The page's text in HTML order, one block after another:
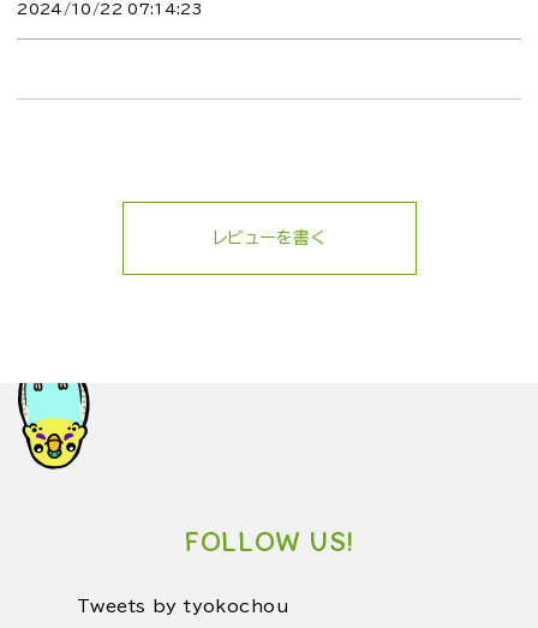
2024/10/22 07:14:23
レビューを書く
FOLLOW US!
Tweets by tyokochou